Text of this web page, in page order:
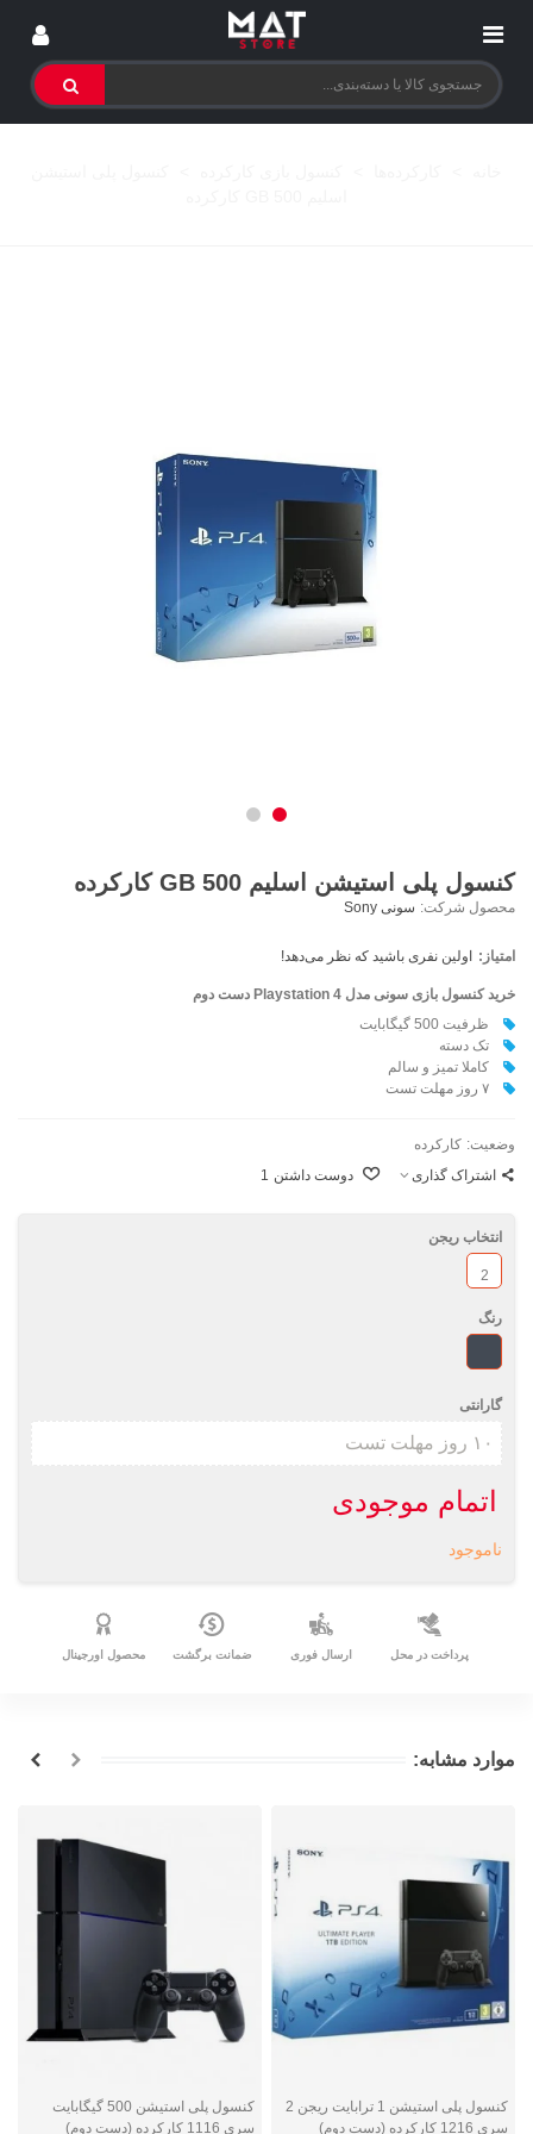
کنسول پلی استیشن اسلیم 500 GB کارکرده
محصول شرکت: سونی Sony
امتیاز: اولین نفری باشید که نظر می‌دهد!
خرید کنسول بازی سونی مدل Playstation 4 دست دوم
ظرفیت 500 گیگابایت
تک دسته
کاملا تمیز و سالم
۷ روز مهلت تست
وضعیت: کارکرده
اشتراک گذاری
دوست داشتن 1
انتخاب ریجن
2
رنگ
مشکی
گارانتی
اتمام موجودی
ناموجود
پرداخت در محل ارسال فوری ضمانت برگشت محصول اورجینال
موارد مشابه:
کنسول پلی استیشن 1 ترابایت ریجن 2
سری 1216 کارکرده (دست دوم)
کنسول پلی استیشن 500 گیگابایت
سری 1116 کارکرده (دست دوم)